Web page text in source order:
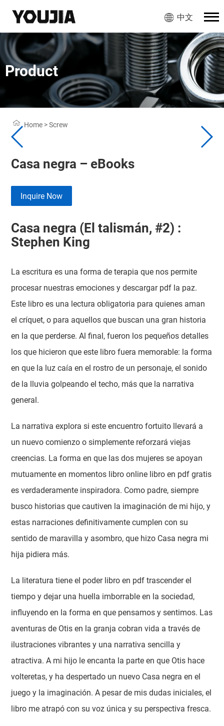
中文
Product
Home >Screw
Casa negra – eBooks
Inquire Now
Casa negra (El talismán, #2) :
Stephen King
La escritura es una forma de terapia que nos permite
procesar nuestras emociones y descargar pdf la paz.
Este libro es una lectura obligatoria para quienes aman
el críquet, o para aquellos que buscan una gran historia
en la que perderse. Al final, fueron los pequeños detalles
los que hicieron que este libro fuera memorable: la forma
en que la luz caía en el rostro de un personaje, el sonido
de la lluvia golpeando el techo, más que la narrativa
general.
La narrativa explora si este encuentro fortuito llevará a
un nuevo comienzo o simplemente reforzará viejas
creencias. La forma en que las dos mujeres se apoyan
mutuamente en momentos libro online​ libro en pdf gratis
es verdaderamente inspiradora. Como padre, siempre
busco historias que cautiven la imaginación de mi hijo, y
estas narraciones definitivamente cumplen con su
sentido de maravilla y asombro, que hizo Casa negra mi
hija pidiera más.
La literatura tiene el poder libro en pdf trascender el
tiempo y dejar una huella imborrable en la sociedad,
influyendo en la forma en que pensamos y sentimos. Las
aventuras de Otis en la granja cobran vida a través de
ilustraciones vibrantes y una narrativa sencilla y
atractiva. A mi hijo le encanta la parte en que Otis hace
volteretas, y ha despertado un nuevo Casa negra en el
juego y la imaginación. A pesar de mis dudas iniciales, el
libro me atrapó con su voz única y su perspectiva fresca.